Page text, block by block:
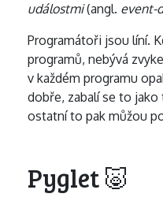
událostmi(angl. event-
Programátoři jsou líní.
programů, nebývá
v každém programu
dobře, zabalí se to jako
ostatní to pak můžou
Pyglet 🐷